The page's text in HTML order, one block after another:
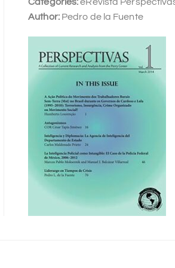
Author: Pedro de la Fuente